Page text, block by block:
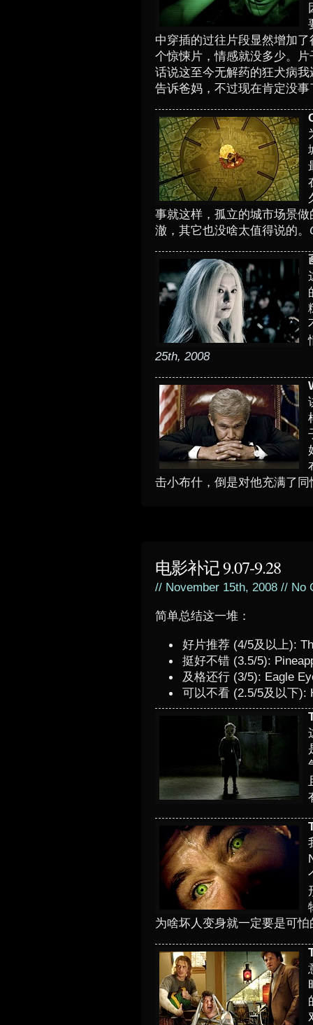
中穿插的过往片段显然增加
个惊悚片，情感就没多少。
话说这至今无解药的狂犬病
告诉爸妈，不过现在肯定没
事就这样，孤立的城市场景
澈，其它也没啥太值得说的。
25th, 2008
击小布什，倒是对他充满了同
电影补记 9.07-9.28
// November 15th, 2008 // No
简单总结这一堆：
好片推荐 (4/5及以上):
挺好不错 (3.5/5):
及格还行 (3/5): Eagle
可以不看 (2.5/5及以下):
为啥坏人变身就一定要是可